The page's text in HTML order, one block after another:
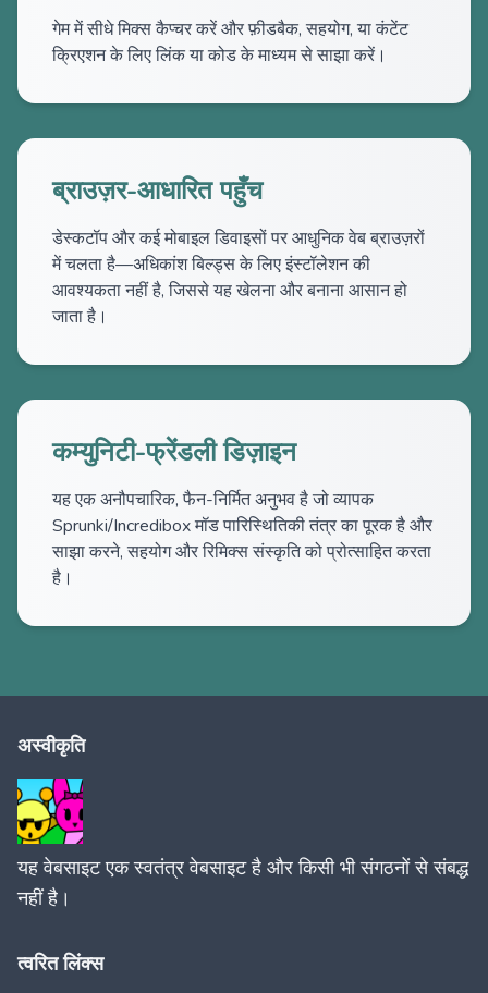
गेम में सीधे मिक्स कैप्चर करें और फ़ीडबैक, सहयोग, या कंटेंट
क्रिएशन के लिए लिंक या कोड के माध्यम से साझा करें।
ब्राउज़र-आधारित पहुँच
डेस्कटॉप और कई मोबाइल डिवाइसों पर आधुनिक वेब ब्राउज़रों
में चलता है—अधिकांश बिल्ड्स के लिए इंस्टॉलेशन की
आवश्यकता नहीं है, जिससे यह खेलना और बनाना आसान हो
जाता है।
कम्युनिटी-फ्रेंडली डिज़ाइन
यह एक अनौपचारिक, फैन-निर्मित अनुभव है जो व्यापक
Sprunki/Incredibox मॉड पारिस्थितिकी तंत्र का पूरक है और
साझा करने, सहयोग और रिमिक्स संस्कृति को प्रोत्साहित करता
है।
अस्वीकृति
यह वेबसाइट एक स्वतंत्र वेबसाइट है और किसी भी संगठनों से संबद्ध
नहीं है।
त्वरित लिंक्स